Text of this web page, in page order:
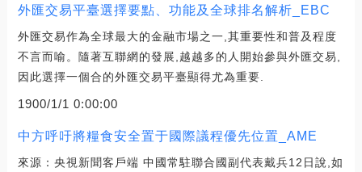
外匯交易平臺選擇要點、功能及全球排名解析_EBC
外匯交易作為全球最大的金融市場之一,其重要性和普及程度
不言而喻。隨著互聯網的發展,越越多的人開始參與外匯交易,
因此選擇一個合的外匯交易平臺顯得尤為重要.
1900/1/1 0:00:00
中方呼吁將糧食安全置于國際議程優先位置_AME
來源：央視新聞客戶端 中國常駐聯合國副代表戴兵12日說,如